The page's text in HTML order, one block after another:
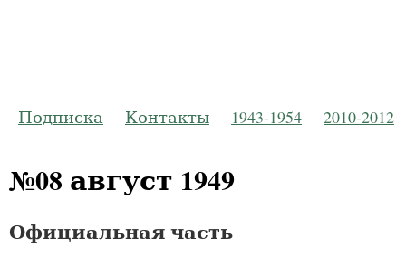
Подписка Контакты 1943-1954 2010-2012
№08 август 1949
Официальная часть